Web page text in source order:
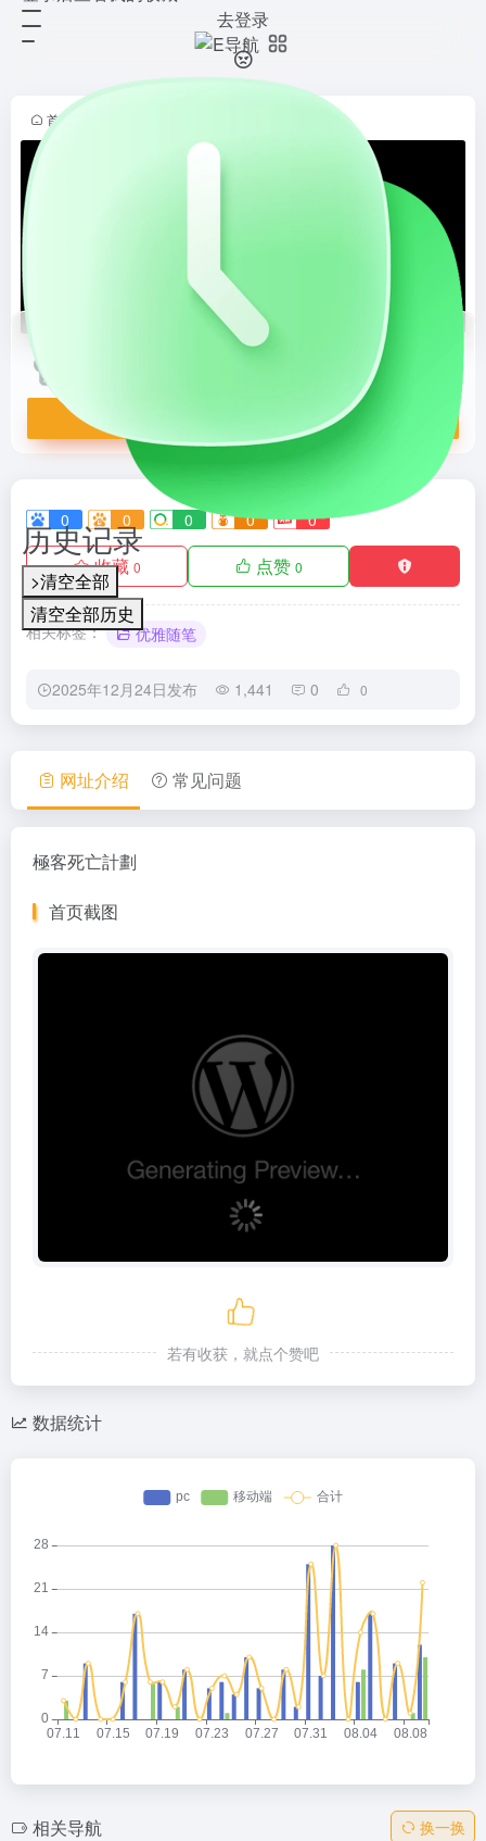
去登录
历史记录
>清空全部
清空全部历史
首页
0 0 0 0 0
收藏 0 点赞 0
相关标签： 优雅随笔
2025年12月24日发布 1,441 0 0
極客死亡計劃
网址介绍 常见问题
極客死亡計劃
首页截图
若有收获，就点个赞吧
数据统计
相关导航 换一换